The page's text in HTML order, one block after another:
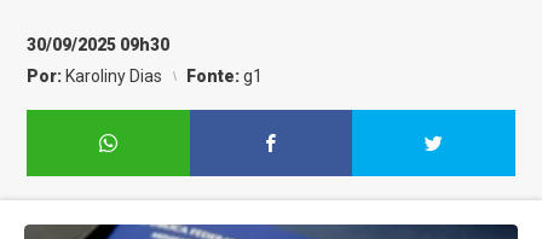
30/09/2025 09h30
Por: Karoliny Dias Fonte:g1